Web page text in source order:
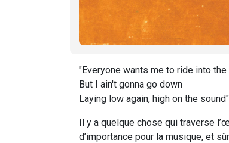
"Everyone wants me to ride into the
But I ain't gonna go down
Laying low again, high on the sound"
Il y a quelque chose qui traverse
d’importance pour la musique, et